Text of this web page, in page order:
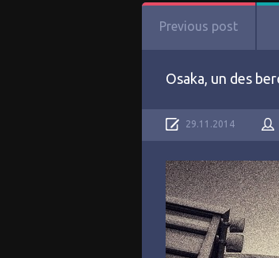
Previous post
Osaka, un des
29.11.2014